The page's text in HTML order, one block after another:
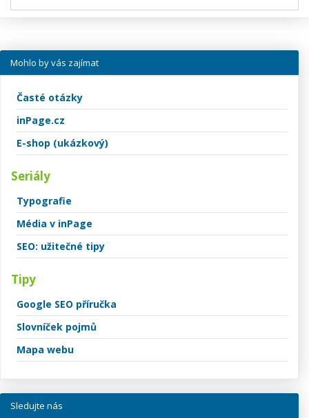
Mohlo by vás zajímat
Časté otázky
inPage.cz
E-shop (ukázkový)
Seriály
Typografie
Média v inPage
SEO: užitečné tipy
Tipy
Google SEO příručka
Slovníček pojmů
Mapa webu
Sledujte nás